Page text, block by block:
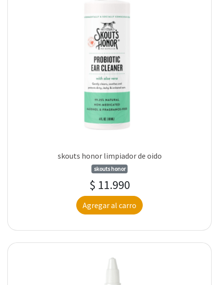
skouts honor limpiador de oido
skouts honor
$ 11.990
Agregar al carro